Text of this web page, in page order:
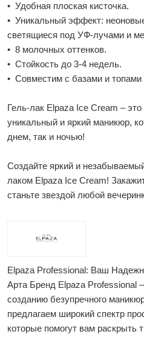
• Удобная плоская кисточка.
• Уникальный эффект:
светящиеся под УФ-лучами и
• 8 молочных оттенков.
• Стойкость до 3-4 недель.
• Совместим с базами и топами
Гель-лак Elpaza Ice Cream –
уникальный и яркий маникюр,
днем, так и ночью!
Создайте яркий и
лаком Elpaza Ice Cream!
станьте звездой любой
Elpaza Professional: Ваш
Арта Бренд Elpaza Professional
созданию безупречного
предлагаем широкий спектр
которые помогут вам раскрыть